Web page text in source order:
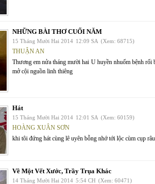
NHỮNG BÀI THƠ CUỐI NĂM
15 Tháng Mười Hai 2014 12:09 SA (Xem: 68715)
THUẬN AN
Thương em nửa tháng mười hai U huyền nhuốm bệnh
mở cội nguồn linh thiêng
Hát
15 Tháng Mười Hai 2014 12:01 SA (Xem: 60159)
HOÀNG XUÂN SƠN
khi tôi đứng hát cùng lê uyên bỗng nhớ tới lộc cùm cụp
Về Một Vết Xước, Trầy Trụa Khác
14 Tháng Mười Hai 2014 5:54 CH (Xem: 60471)